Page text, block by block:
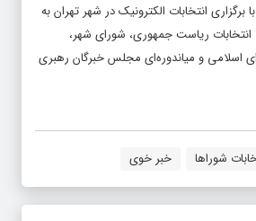
دلیل برگزاری همزمان ۴ انتخابات ریاست جمهوری، شورای شهر،
اسلامی و میاندوره‌ای مجلس خبرگان رهبری
شوراها خبر خوی